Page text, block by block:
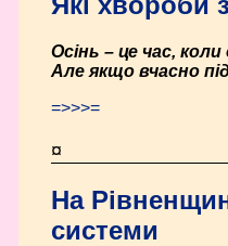
Осінь – це час,
Але якщо вчасно
=>>>=
¤
На
системи